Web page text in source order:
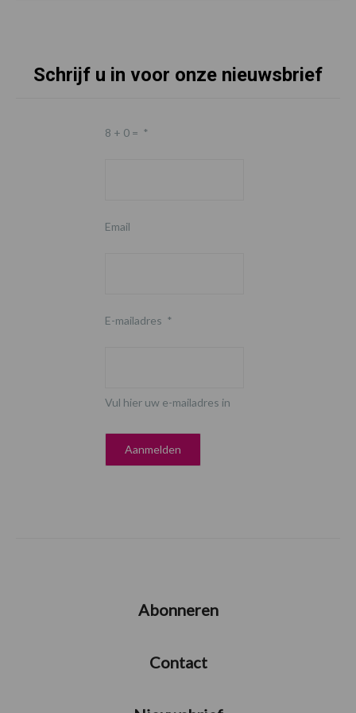
Schrijf u in voor onze nieuwsbrief
8 + 0 = *
Email
E-mailadres *
Vul hier uw e-mailadres in
Abonneren
Contact